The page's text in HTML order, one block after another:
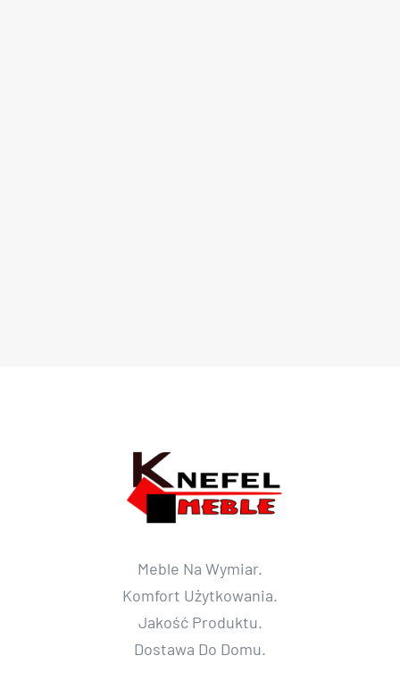
Meble Na Wymiar.
Komfort Użytkowania.
Jakość Produktu.
Dostawa Do Domu.